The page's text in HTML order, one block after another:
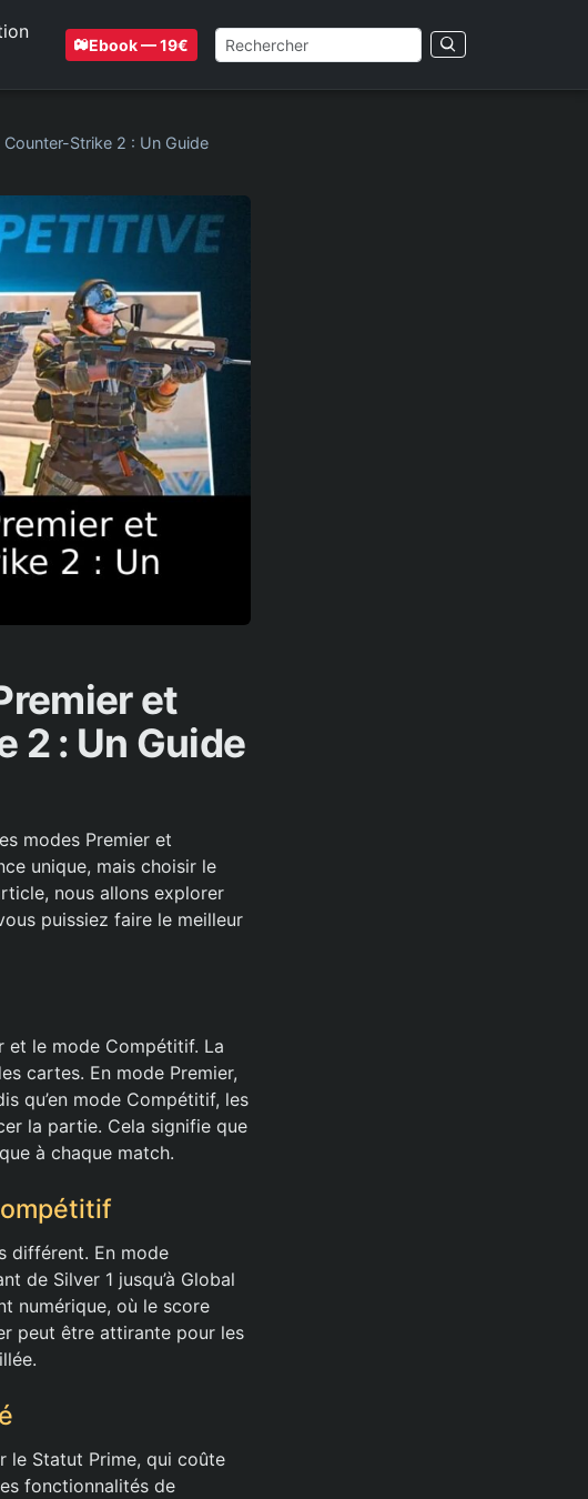
Ebook — 19€
Strike 2 : Un Guide
et
2 : Un Guide
modes Premier et
unique, mais choisir le
nous allons explorer
puissiez faire le meilleur
et le mode Compétitif. La
cartes. En mode Premier,
qu’en mode Compétitif, les
la partie. Cela signifie que
à chaque match.
différent. En mode
de Silver 1 jusqu’à Global
numérique, où le score
peut être attirante pour les
le Statut Prime, qui coûte
fonctionnalités de